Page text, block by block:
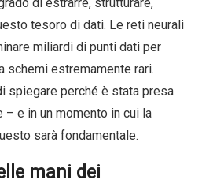
tesoro di dati. Le reti neurali
miliardi di punti dati per
schemi estremamente rari.
spiegare perché è stata presa
e in un momento in cui la
sarà fondamentale.
mani dei